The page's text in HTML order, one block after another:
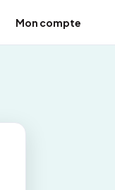
Mon compte